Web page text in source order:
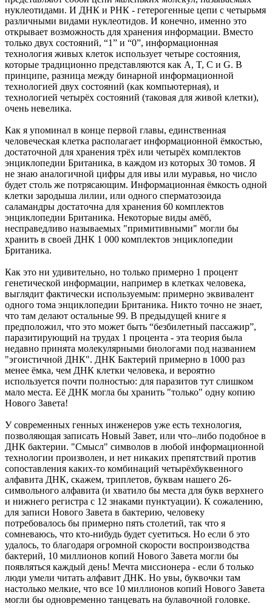
нуклеотидами. И ДНК и РНК - гетерогенные цепи с четырьмя
различными видами нуклеотидов. И конечно, именно это
открывает возможность для хранения информации. Вместо
только двух состояний, “1” и “0”, информационная
технология живых клеток использует четыре состояния,
которые традиционно представляются как A, T, C и G. В
принципе, разница между бинарной информационной
технологией двух состояний (как компьютерная), и
технологией четырёх состояний (таковая для живой клетки),
очень невелика.
Как я упоминал в конце первой главы, единственная
человеческая клетка располагает информационной ёмкостью,
достаточной для хранения трёх или четырёх комплектов
энциклопедии Британика, в каждом из которых 30 томов. Я
не знаю аналогичной цифры для ивы или муравья, но число
будет столь же потрясающим. Информационная ёмкость одной
клетки зародыша лилии, или одного сперматозоида
саламандры достаточна для хранения 60 комплектов
энциклопедии Британика. Некоторые виды амёб,
несправедливо называемых "примитивными" могли бы
хранить в своей ДНК 1 000 комплектов энциклопедии
Британика.
Как это ни удивительно, но только примерно 1 процент
генетической информации, например в клетках человека,
выглядит фактически используемым: примерно эквивалент
одного тома энциклопедии Британика. Никто точно не знает,
что там делают остальные 99. В предыдущей книге я
предположил, что это может быть “безбилетный пассажир”,
паразитирующий на трудах 1 процента - эта теория была
недавно принята молекулярными биологами под названием
"эгоистичной ДНК". ДНК Бактерий примерно в 1000 раз
менее ёмка, чем ДНК клетки человека, и вероятно
используется почти полностью: для паразитов тут слишком
мало места. Её ДНК могла бы хранить "только" одну копию
Нового Завета!
У современных генных инженеров уже есть технология,
позволяющая записать Новый Завет, или что–либо подобное в
ДНК бактерии. "Смысл" символов в любой информационной
технологии произволен, и нет никаких препятствий против
сопоставления каких-то комбинаций четырёхбуквенного
алфавита ДНК, скажем, триплетов, буквам нашего 26-
символьного алфавита (и хватило бы места для букв верхнего
и нижнего регистра с 12 знаками пунктуации). К сожалению,
для записи Нового Завета в бактерию, человеку
потребовалось бы примерно пять столетий, так что я
сомневаюсь, что кто-нибудь будет суетиться. Но если б это
удалось, то благодаря огромной скорости воспроизводства
бактерий, 10 миллионов копий Нового Завета могли бы
появляться каждый день! Мечта миссионера - если б только
люди умели читать алфавит ДНК. Но увы, буквочки там
настолько мелкие, что все 10 миллионов копий Нового Завета
могли бы одновременно танцевать на булавочной головке.